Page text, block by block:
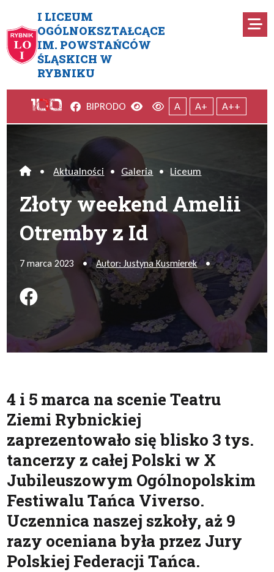
I LICEUM
OGÓLNOKSZTAŁCĄCE
IM. POWSTAŃCÓW
ŚLĄSKICH W
RYBNIKU
Złoty weekend Amelii
Facebook
BIPRODO Wersja kontrastowa
Wersja domyślna
A A+ A++
Home
• Aktualności • Galeria • Liceum
Złoty weekend Amelii
Otremby z Id
7 marca 2023 • Autor: Justyna Kusmierek •
Podziel się na FB
4 i 5 marca na scenie Teatru
Ziemi Rybnickiej
zaprezentowało się blisko 3 tys.
tancerzy z całej Polski w X
Jubileuszowym Ogólnopolskim
Festiwalu Tańca Viverso.
Uczennica naszej szkoły, aż 9
razy oceniana była przez Jury
Polskiej Federacji Tańca.